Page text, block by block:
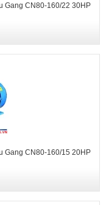
Gang CN80-160/22 30HP
Gang CN80-160/15 20HP